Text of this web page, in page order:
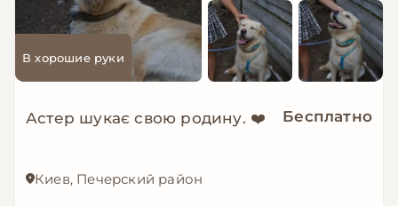
В хорошие руки
Астер шукає свою родину. ❤️ Бесплатно
Киев, Печерский район